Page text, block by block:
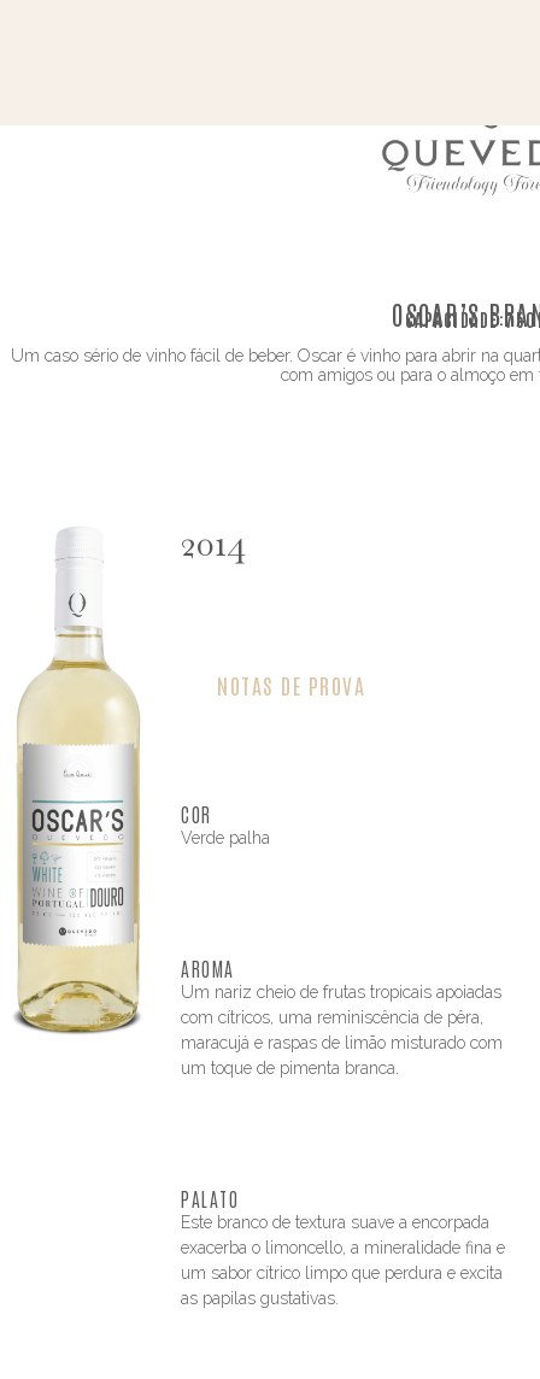
OSCAR’S
CAPACIDADE:
Um caso sério de vinho fácil de beber. Oscar é vinho para abrir na
com amigos ou para o almoço
2014
NOTAS DE PROVA
COR
Verde palha
AROMA
Um nariz cheio de frutas tropicais apoiadas
com cítricos, uma reminiscência de pêra,
maracujá e raspas de limão misturado com
um toque de pimenta branca.
PALATO
Este branco de textura suave a encorpada
exacerba o limoncello, a mineralidade fina e
um sabor cítrico limpo que perdura e excita
as papilas gustativas.